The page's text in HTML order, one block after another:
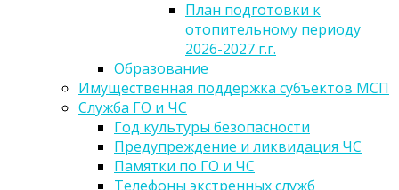
План подготовки к
отопительному периоду
2026-2027 г.г.
Образование
Имущественная поддержка субъектов МСП
Служба ГО и ЧС
Год культуры безопасности
Предупреждение и ликвидация ЧС
Памятки по ГО и ЧС
Телефоны экстренных служб